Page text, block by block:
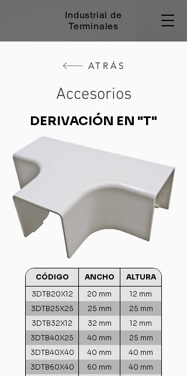
Industrial de
Terminales
ATRÁS
Accesorios
DERIVACIÓN EN "T"
CÓDIGO ANCHO
ALTURA
3DTB20X12
20 mm
12 mm
3DTB25X25
25 mm
25 mm
3DTB32X12
32 mm
12 mm
3DTB40X25
40 mm
25 mm
3DTB40X40
40 mm
40 mm
3DTB60X40
60 mm
40 mm